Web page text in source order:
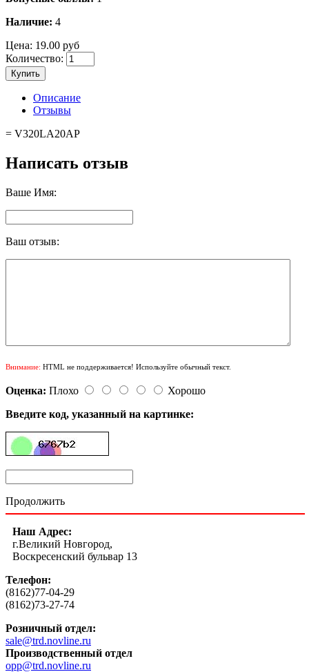
Наличие: 4
Цена: 19.00 руб
Количество:
Купить
Описание
Отзывы
= V320LA20AP
Написать отзыв
Ваше Имя:
Ваш отзыв:
Внимание: HTML не поддерживается! Используйте обычный текст.
Оценка: Плохо
Хорошо
Введите код, указанный на картинке:
Продолжить
Наш Адрес:
г.Великий Новгород,
Воскресенский бульвар 13
Телефон:
(8162)77-04-29
(8162)73-27-74
Розничный отдел:
sale@trd.novline.ru
Производственный отдел
opp@trd.novline.ru